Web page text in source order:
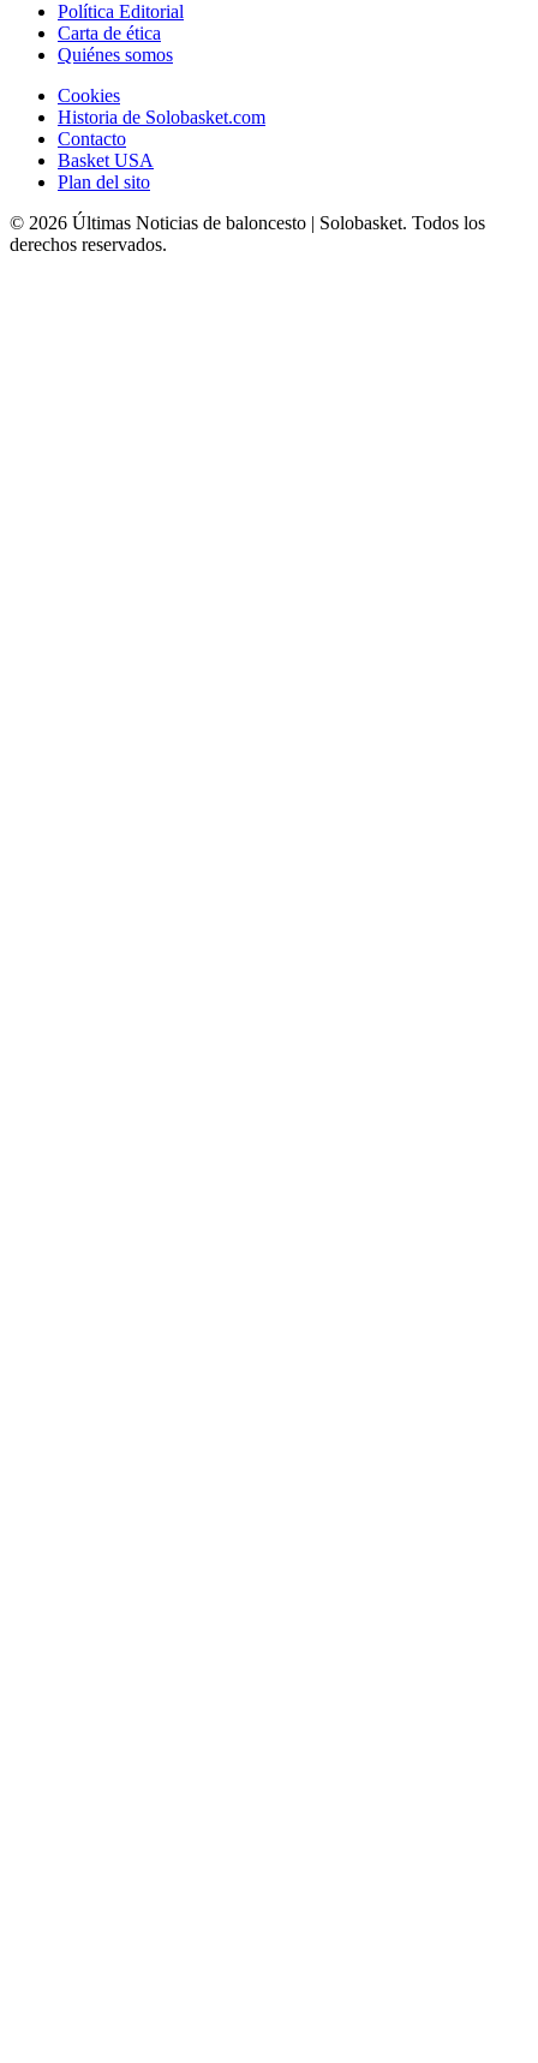
Política Editorial
Carta de ética
Quiénes somos
Cookies
Historia de Solobasket.com
Contacto
Basket USA
Plan del sito
© 2026 Últimas Noticias de baloncesto | Solobasket. Todos los
derechos reservados.